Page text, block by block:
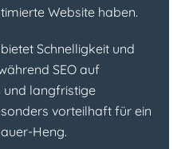
Website haben.
Schnelligkeit und
SEO auf
und langfristige
vorteilhaft für ein
Heng.